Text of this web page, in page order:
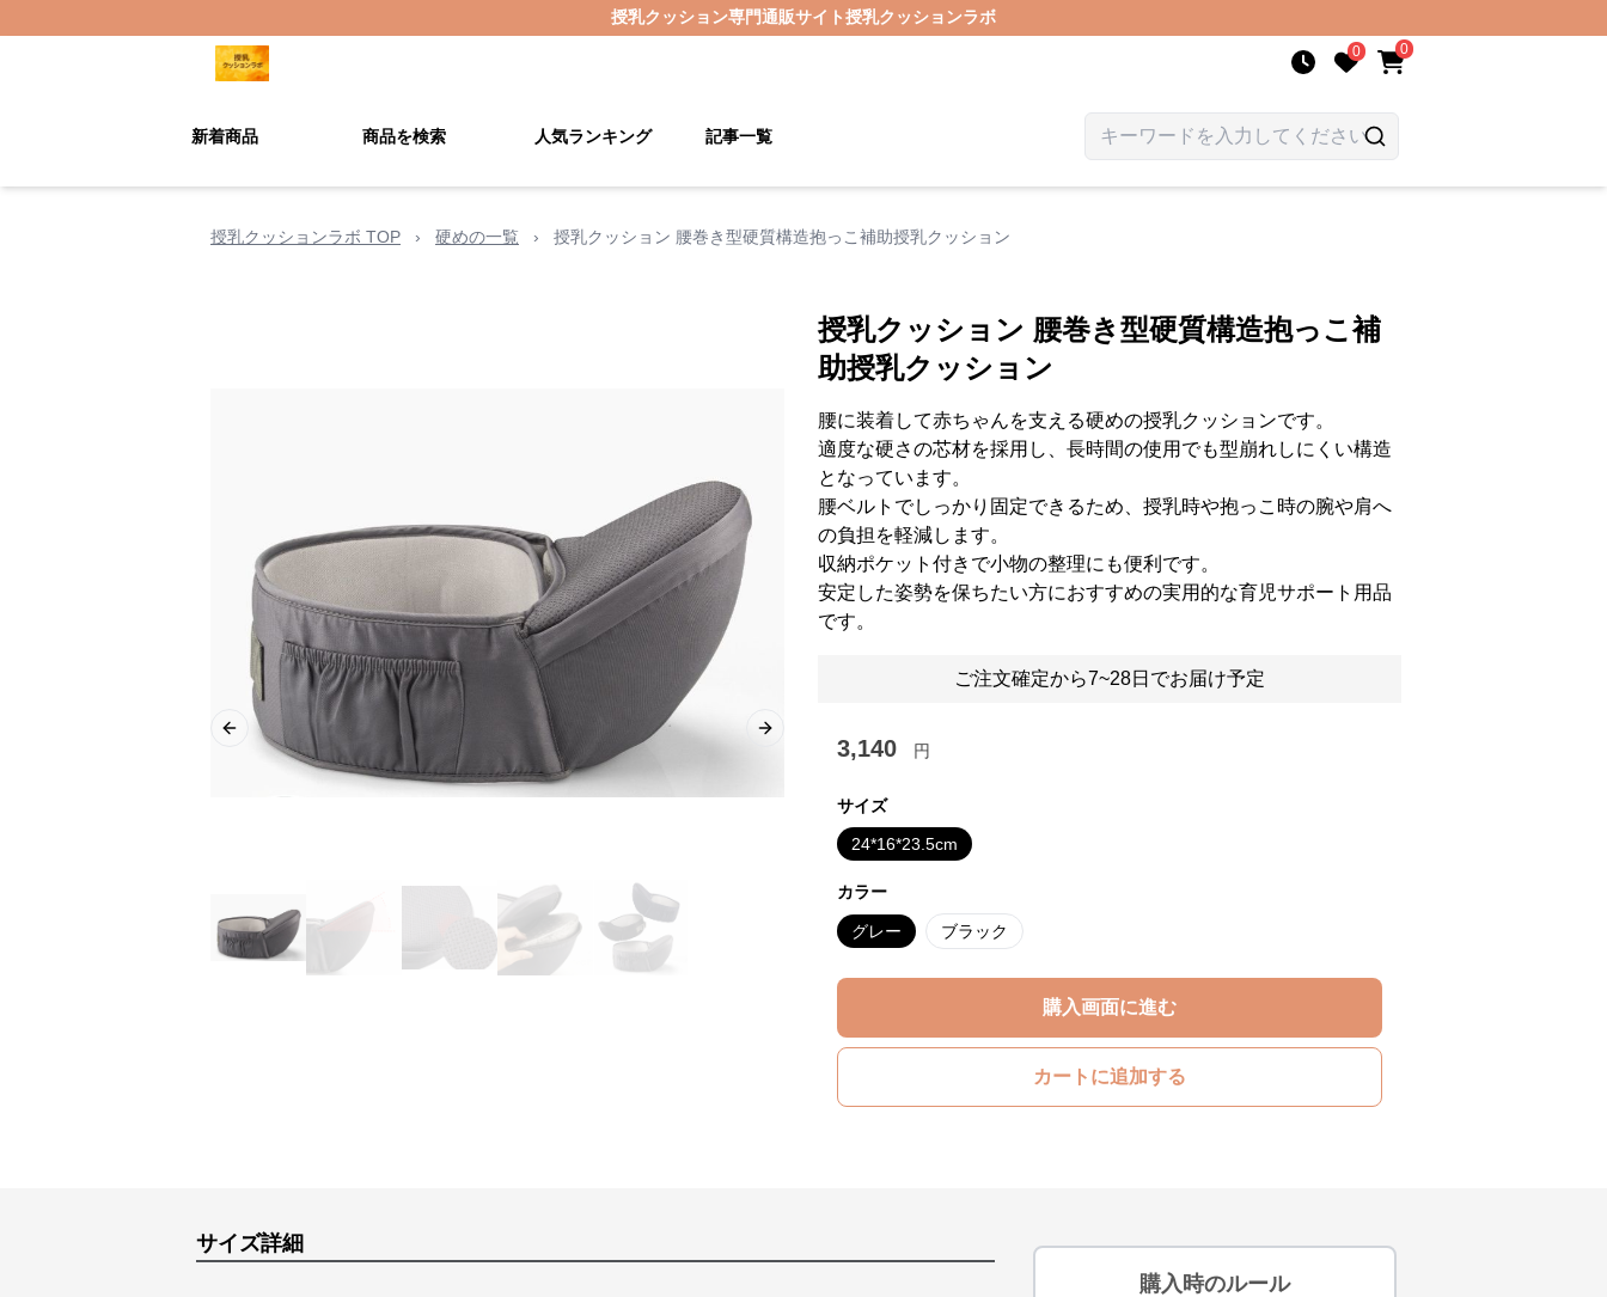
授乳クッション専門通販サイト授乳クッションラボ
0 0
新着商品 商品を検索 人気ランキング 記事一覧
授乳クッションラボ TOP › 硬めの一覧 › 授乳クッション 腰巻き型硬質構造抱っこ補助授乳クッション
Previous slide Next slide
授乳クッション 腰巻き型硬質構造抱っこ補
助授乳クッション
腰に装着して赤ちゃんを支える硬めの授乳クッションです。
適度な硬さの芯材を採用し、長時間の使用でも型崩れしにくい構造
となっています。
腰ベルトでしっかり固定できるため、授乳時や抱っこ時の腕や肩へ
の負担を軽減します。
収納ポケット付きで小物の整理にも便利です。
安定した姿勢を保ちたい方におすすめの実用的な育児サポート用品
です。
ご注文確定から7~28日でお届け予定
3,140 円
サイズ
24*16*23.5cm
カラー
グレー ブラック
購入画面に進む
カートに追加する
サイズ詳細
購入時のルール